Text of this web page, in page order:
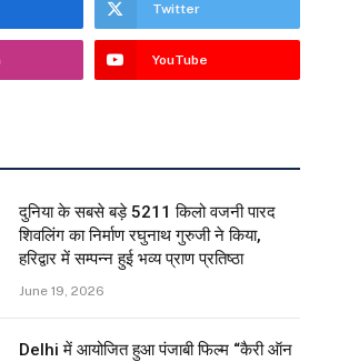
Twitter
YouTube
दुनिया के सबसे बड़े 5211 किलो वजनी पारद
शिवलिंग का निर्माण रघुनाथ गुरुजी ने किया,
हरिद्वार में सम्पन्न हुई भव्य प्राण प्रतिष्ठा
June 19, 2026
Delhi में आयोजित हुआ पंजाबी फिल्म “कैरी ऑन